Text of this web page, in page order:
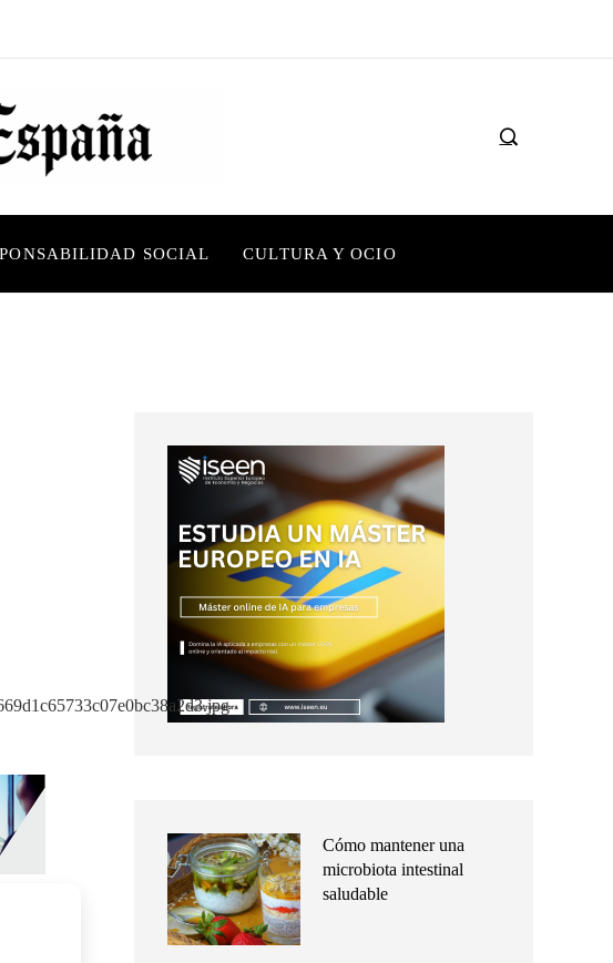
SOCIAL CULTURA Y OCIO
Cómo mantener una
microbiota intestinal
saludable